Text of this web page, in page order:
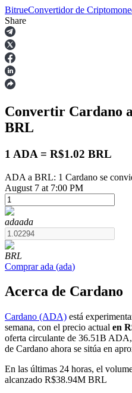
Futuros
Futuros del USDT
Futuros COIN-M
Futuros de criptomonedas
TradFi
BitrueConvertidor de
Share
Convertir Cardano
BRL
1 ADA = R$1.02 BRL
ADA a BRL: 1 Cardano se
August 7 at 7:00 PM
adaada
BRL
Comprar ada (ada)
Acerca de Cardano
Cardano (ADA) está
semana, con el precio actual en
oferta circulante de 36.51B
de Cardano ahora se sitúa en
En las últimas 24 horas, el
alcanzado R$38.94M BRL